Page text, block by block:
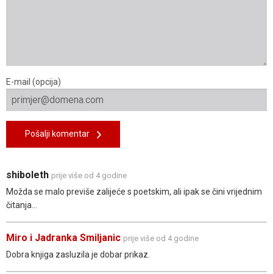
E-mail (opcija)
Pošalji komentar
shiboleth prije više od 4 godine
Možda se malo previše zalijeće s poetskim, ali ipak se čini vrijednim
čitanja...
Miro i Jadranka Smiljanic prije više od 4 godine
Dobra knjiga zasluzila je dobar prikaz.